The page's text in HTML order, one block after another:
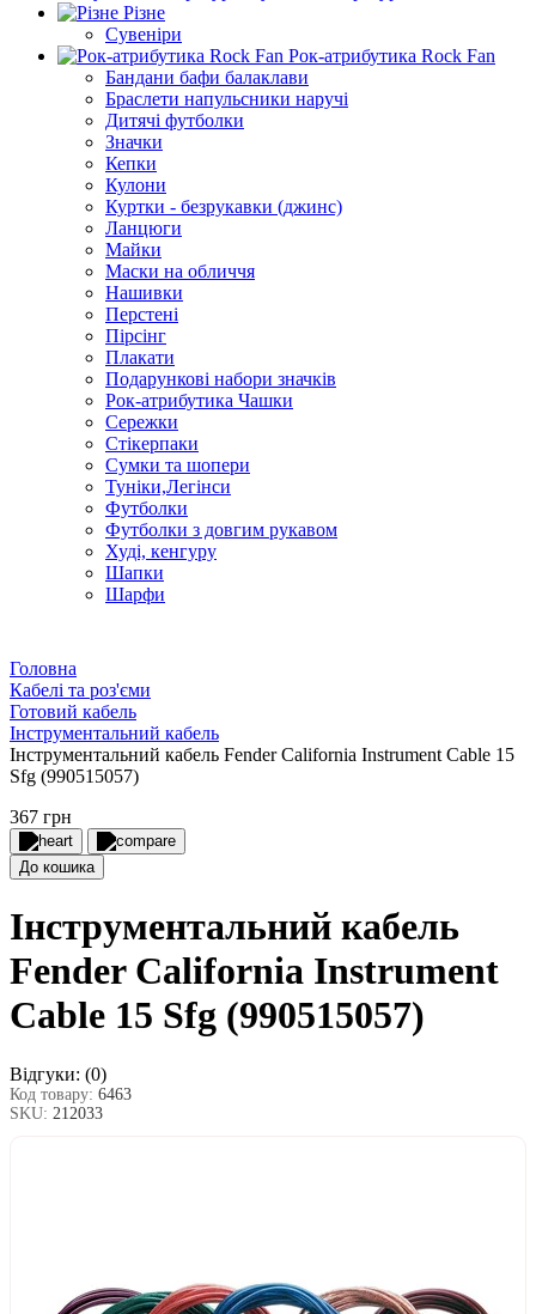
Різне
Сувеніри
Рок-атрибутика Rock Fan
Бандани бафи балаклави
Браслети напульсники наручі
Дитячі футболки
Значки
Кепки
Кулони
Куртки - безрукавки (джинс)
Ланцюги
Майки
Маски на обличчя
Нашивки
Перстені
Пірсінг
Плакати
Подарункові набори значків
Рок-атрибутика Чашки
Сережки
Стікерпаки
Сумки та шопери
Туніки,Легінси
Футболки
Футболки з довгим рукавом
Худі, кенгуру
Шапки
Шарфи
Головна
Кабелі та роз'єми
Готовий кабель
Інструментальний кабель
Інструментальний кабель Fender California Instrument Cable 15
Sfg (990515057)
367 грн
До кошика
Інструментальний кабель
Fender California Instrument
Cable 15 Sfg (990515057)
Відгуки: (0)
Код товару: 6463
SKU: 212033